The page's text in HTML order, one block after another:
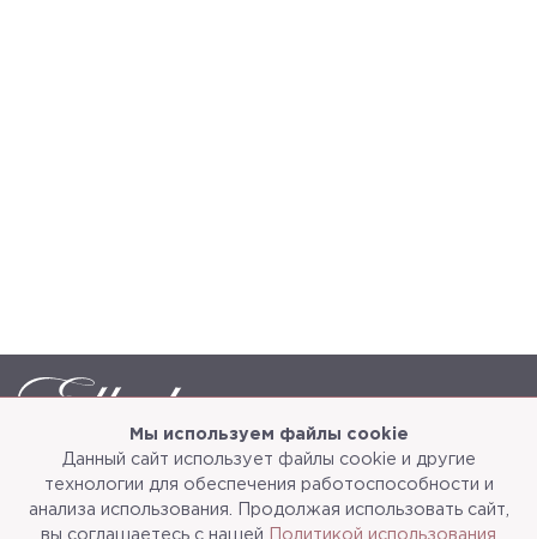
Мы используем файлы cookie
Данный сайт использует файлы cookie и другие
технологии для обеспечения работоспособности и
анализа использования. Продолжая использовать сайт,
вы соглашаетесь с нашей
Политикой использования
Каталог О компании
3d-тур